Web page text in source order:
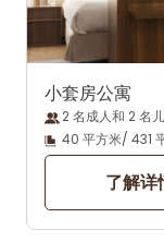
小套房公寓
2 名成人和 2 名
40 平方米/ 431
了解详